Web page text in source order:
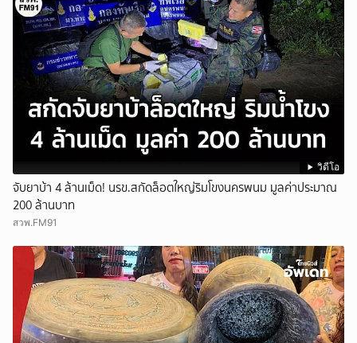
วิดีโอ
จับยาบ้า 4 ล้านเม็ด! นรข.สกัดล็อตใหญ่ริมโขงนครพนม มูลค่าประมาณ
200 ล้านบาท
สวพ.FM91